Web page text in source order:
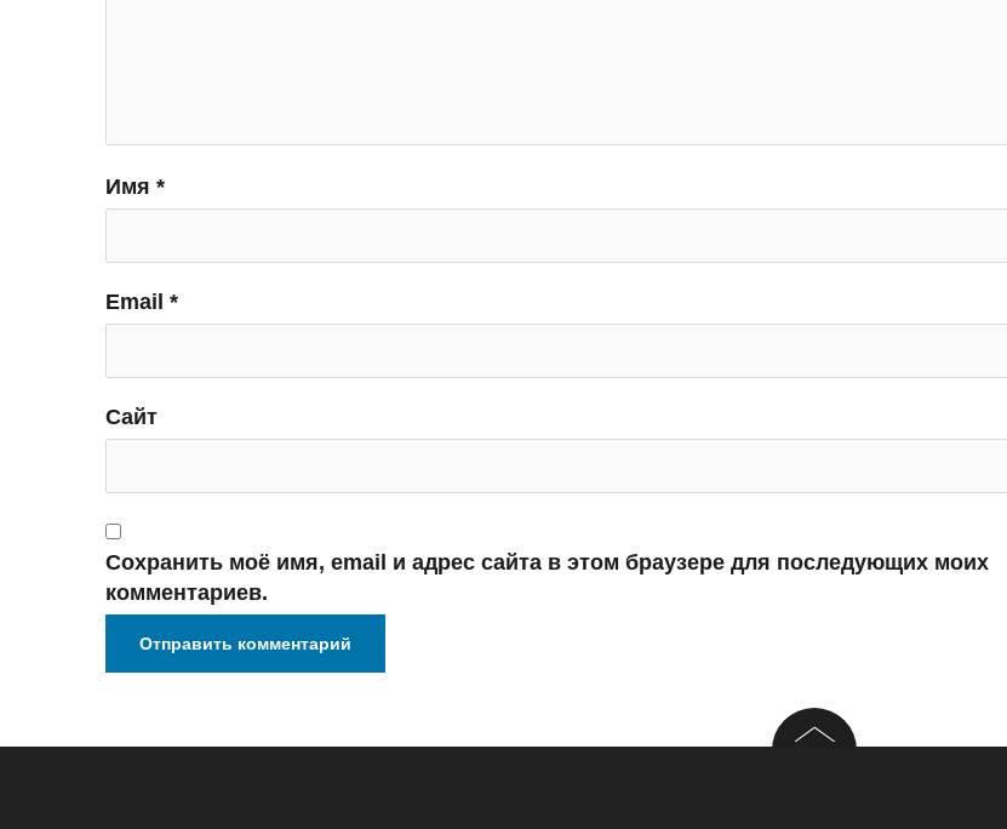
Имя *
Email *
Сайт
Сохранить моё имя, email и адрес сайта в этом браузере для последующих моих
комментариев.